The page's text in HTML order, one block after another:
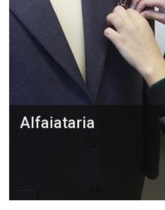
Alfaiataria